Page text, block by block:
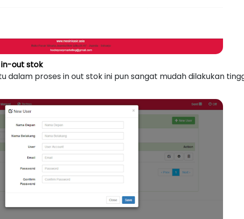
out stok
dalam proses in out stok ini pun sangat mudah dilakukan